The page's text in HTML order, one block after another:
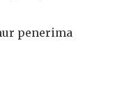
penerima